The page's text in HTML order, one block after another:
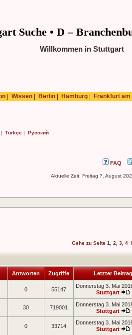
Suche • D –
Willkommen in Stuttgart
Wissen Berlin Hamburg Frankfurt am
| Türkçe | Русский
FAQ
Aktuelle Zeit: Freitag 7. August
Gehe zu Seite 1 2 3 4
Antworten Zugriffe Letzter Beitrag
0 55147
Donnerstag 3. Mai
Stuttgart
30 719001
Donnerstag 3. Mai
Stuttgart
0 33714
Donnerstag 3. Mai
Stuttgart